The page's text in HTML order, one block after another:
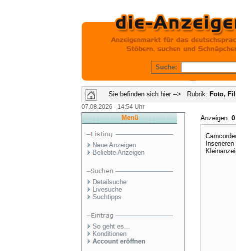
Suche:
Sie befinden sich hier --> Rubrik: Foto,
07.08.2026 - 14:54 Uhr
Menü
Neue Anzeigen
Beliebte Anzeigen
Detailsuche
Livesuche
Suchtipps
So geht es...
Konditionen
Account eröffnen
Anzeigen: 0